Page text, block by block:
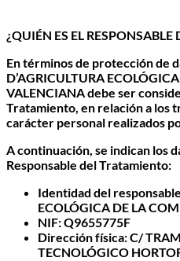
¿QUIÉN ES EL
En términos de protección de
D’AGRICULTURA
VALENCIANA debe ser
Tratamiento, en relación a los
carácter personal realizados
A continuación, se indican los
Responsable del Tratamiento:
Identidad del
ECOLÓGICA DE LA
NIF: Q9655775F
Dirección física: C/
TECNOLÓGICO